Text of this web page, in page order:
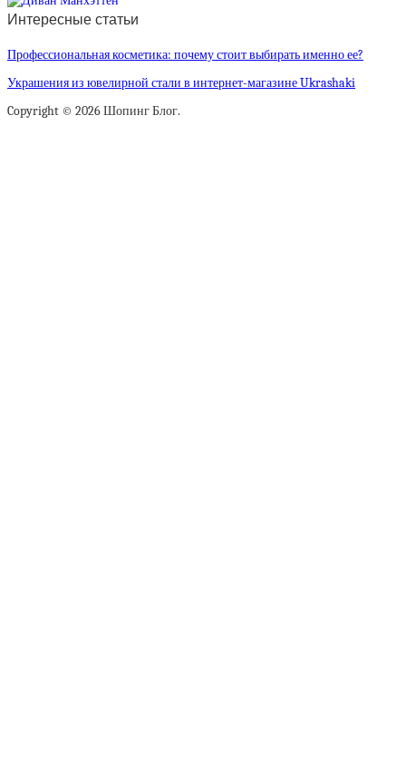
Интересные статьи
Профессиональная косметика: почему стоит выбирать именно ее?
Украшения из ювелирной стали в интернет-магазине Ukrashaki
Copyright © 2026 Шопинг Блог.